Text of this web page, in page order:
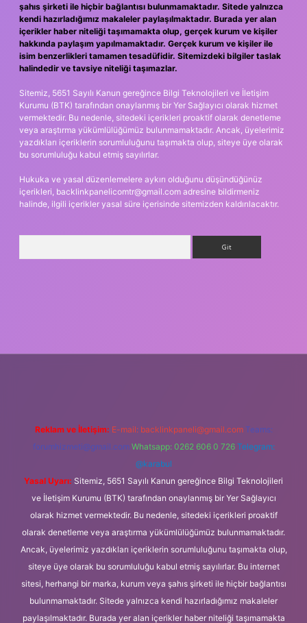
şahıs şirketi ile hiçbir bağlantısı bulunmamaktadır. Sitede yalnızca
kendi hazırladığımız makaleler paylaşılmaktadır. Burada yer alan
içerikler haber niteliği taşımamakta olup, gerçek kurum ve kişiler
hakkında paylaşım yapılmamaktadır. Gerçek kurum ve kişiler ile
isim benzerlikleri tamamen tesadüfidir. Sitemizdeki bilgiler taslak
halindedir ve tavsiye niteliği taşımazlar.
Sitemiz, 5651 Sayılı Kanun gereğince Bilgi Teknolojileri ve İletişim
Kurumu (BTK) tarafından onaylanmış bir Yer Sağlayıcı olarak hizmet
vermektedir. Bu nedenle, sitedeki içerikleri proaktif olarak denetleme
veya araştırma yükümlülüğümüz bulunmamaktadır. Ancak, üyelerimiz
yazdıkları içeriklerin sorumluluğunu taşımakta olup, siteye üye olarak
bu sorumluluğu kabul etmiş sayılırlar.
Hukuka ve yasal düzenlemelere aykırı olduğunu düşündüğünüz
içerikleri, backlinkpanelicomtr@gmail.com adresine bildirmeniz
halinde, ilgili içerikler yasal süre içerisinde sitemizden kaldırılacaktır.
Reklam ve İletişim: E-mail: backlinkpaneli@gmail.com Teams:
forumhizmeti@gmail.com Whatsapp: 0262 606 0 726 Telegram:
@karabul
Yasal Uyarı: Sitemiz, 5651 Sayılı Kanun gereğince Bilgi Teknolojileri
ve İletişim Kurumu (BTK) tarafından onaylanmış bir Yer Sağlayıcı
olarak hizmet vermektedir. Bu nedenle, sitedeki içerikleri proaktif
olarak denetleme veya araştırma yükümlülüğümüz bulunmamaktadır.
Ancak, üyelerimiz yazdıkları içeriklerin sorumluluğunu taşımakta olup,
siteye üye olarak bu sorumluluğu kabul etmiş sayılırlar. Bu internet
sitesi, herhangi bir marka, kurum veya şahıs şirketi ile hiçbir bağlantısı
bulunmamaktadır. Sitede yalnızca kendi hazırladığımız makaleler
paylaşılmaktadır. Burada yer alan içerikler haber niteliği taşımamakta